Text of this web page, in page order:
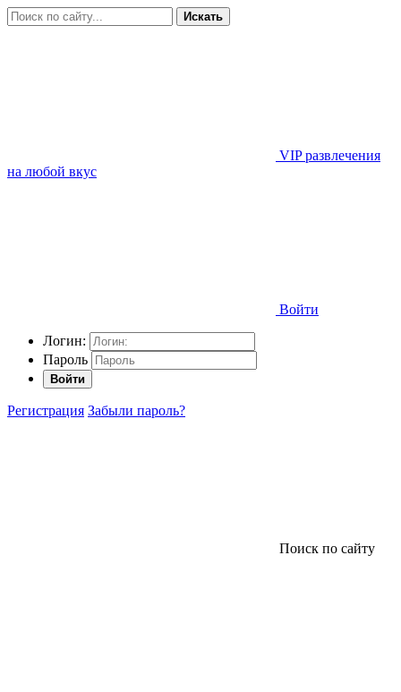
Искать
VIP развлечения
на любой вкус
Войти
Логин:
Пароль
Войти
Регистрация Забыли пароль?
Поиск по сайту